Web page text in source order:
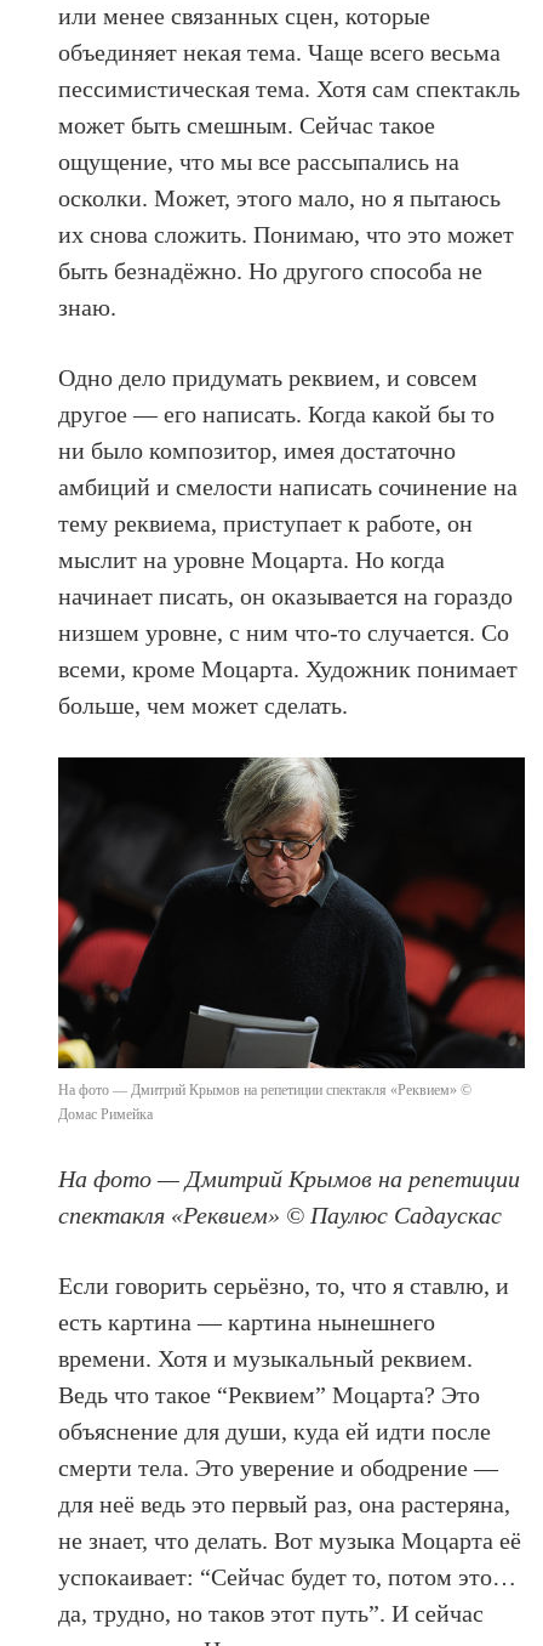
или менее связанных сцен, которые
объединяет некая тема. Чаще всего весьма
пессимистическая тема. Хотя сам спектакль
может быть смешным. Сейчас такое
ощущение, что мы все рассыпались на
осколки. Может, этого мало, но я пытаюсь
их снова сложить. Понимаю, что это может
быть безнадёжно. Но другого способа не
знаю.
Одно дело придумать реквием, и совсем
другое — его написать. Когда какой бы то
ни было композитор, имея достаточно
амбиций и смелости написать сочинение на
тему реквиема, приступает к работе, он
мыслит на уровне Моцарта. Но когда
начинает писать, он оказывается на гораздо
низшем уровне, с ним что-то случается. Со
всеми, кроме Моцарта. Художник понимает
больше, чем может сделать.
На фото — Дмитрий Крымов на репетиции спектакля «Реквием» ©
Домас Римейка
На фото — Дмитрий Крымов на репетиции
спектакля «Реквием» © Паулюс Садаускас
Если говорить серьёзно, то, что я ставлю, и
есть картина — картина нынешнего
времени. Хотя и музыкальный реквием.
Ведь что такое “Реквием” Моцарта? Это
объяснение для души, куда ей идти после
смерти тела. Это уверение и ободрение —
для неё ведь это первый раз, она растеряна,
не знает, что делать. Вот музыка Моцарта её
успокаивает: “Сейчас будет то, потом это…
да, трудно, но таков этот путь”. И сейчас